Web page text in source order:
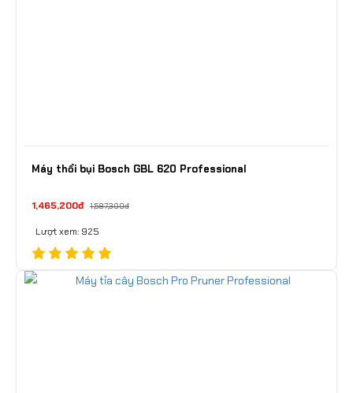
Máy thổi bụi Bosch GBL 620 Professional
1,465,200đ 1,587,300đ
Lượt xem: 925